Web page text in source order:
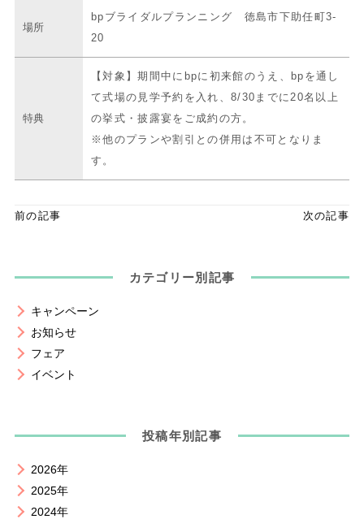
場所
bpブライダルプランニング 徳島市下助任町3-
20
特典
【対象】期間中にbpに初来館のうえ、bpを通し
て式場の見学予約を入れ、8/30までに20名以上
の挙式・披露宴をご成約の方。
※他のプランや割引との併用は不可となりま
す。
前の記事 次の記事
カテゴリー別記事
キャンペーン
お知らせ
フェア
イベント
投稿年別記事
2026年
2025年
2024年